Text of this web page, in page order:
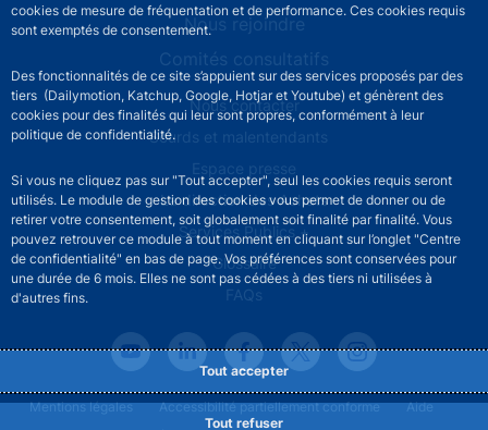
cookies de mesure de fréquentation et de performance. Ces cookies requis
sont exemptés de consentement.
Des fonctionnalités de ce site s’appuient sur des services proposés par des
tiers (Dailymotion, Katchup, Google, Hotjar et Youtube) et génèrent des
cookies pour des finalités qui leur sont propres, conformément à leur
politique de confidentialité.
Si vous ne cliquez pas sur "Tout accepter", seul les cookies requis seront
utilisés. Le module de gestion des cookies vous permet de donner ou de
retirer votre consentement, soit globalement soit finalité par finalité. Vous
pouvez retrouver ce module à tout moment en cliquant sur l’onglet "Centre
de confidentialité" en bas de page. Vos préférences sont conservées pour
une durée de 6 mois. Elles ne sont pas cédées à des tiers ni utilisées à
d'autres fins.
Tout accepter
Tout refuser
Nous rejoindre
Comités consultatifs
Footer secondary menuNous contacter
Sourds et malentendants
Espace presse
La direction des Achats
Services Publics +
Glossaire
FAQs
Footer legal notice menu
Mentions légales Accessibilité partiellement conforme
Aide